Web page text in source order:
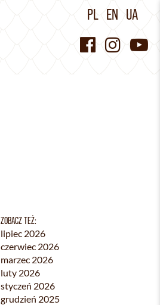
PL EN UA
ZOBACZ TEŻ:
lipiec 2026
czerwiec 2026
marzec 2026
luty 2026
styczeń 2026
grudzień 2025